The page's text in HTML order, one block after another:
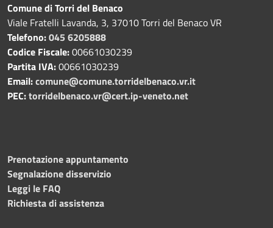
Comune di Torri del Benaco
Viale Fratelli Lavanda, 3, 37010 Torri del Benaco VR
Telefono:045 6205888
Codice Fiscale:00661030239
Partita IVA:00661030239
Email:comune@comune.torridelbenaco.vr.it
PEC:torridelbenaco.vr@cert.ip-veneto.net
Prenotazione appuntamento
Segnalazione disservizio
Leggi le FAQ
Richiesta di assistenza